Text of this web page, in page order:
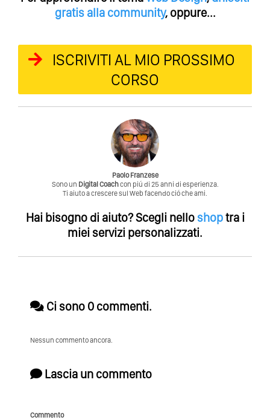
gratis alla community, oppure...
ISCRIVITI AL MIO PROSSIMO
CORSO
Paolo Franzese
Sono un Digital Coachcon piú di 25 anni di esperienza.
Ti aiuto a crescere sul Web facendo ció che ami.
Hai bisogno di aiuto?Scegli nello shoptra i
miei servizi personalizzati.
Ci sono 0 commenti.
Nessun commento ancora.
Lascia un commento
Commento